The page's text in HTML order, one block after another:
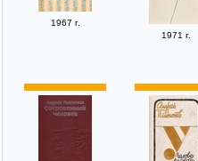
1967 г.
1971 г.